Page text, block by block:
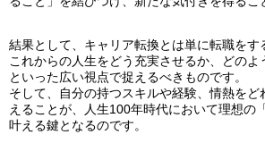
結果として、キャリア転換とは単に転職をす
これからの人生をどう充実させるか、どの
といった広い視点で捉えるべきものです。
そして、自分の持つスキルや経験、情熱を
えることが、人生100年時代において理想の
叶える鍵となるのです。